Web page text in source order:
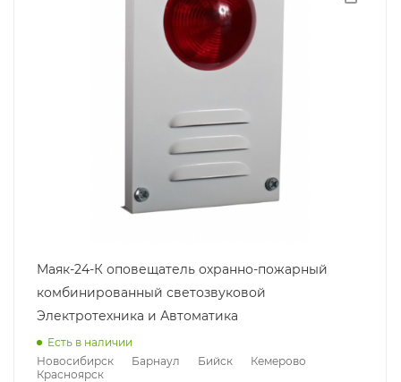
Маяк-24-К оповещатель охранно-пожарный
комбинированный светозвуковой
Электротехника и Автоматика
Есть в наличии
Новосибирск
Барнаул Бийск
Кемерово
Красноярск